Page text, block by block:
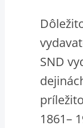
SND
1861–